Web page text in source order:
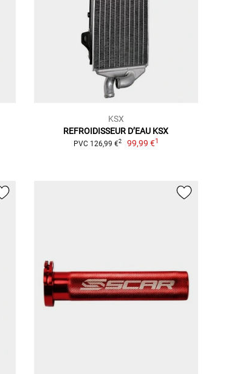
KSX
REFROIDISSEUR D’EAU KSX
PVC 126,99 €2 99,99 €1